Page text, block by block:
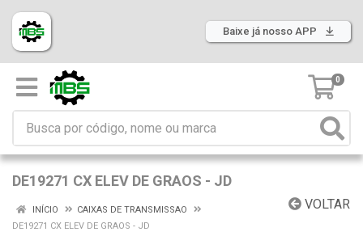
Baixe já nosso APP
0
DE19271 CX ELEV DE GRAOS - JD
VOLTAR
INÍCIO
CAIXAS DE TRANSMISSAO
DE19271 CX ELEV DE GRAOS - JD